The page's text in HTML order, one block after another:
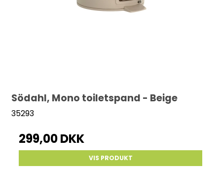
Södahl, Mono toiletspand - Beige
35293
299,00 DKK
VIS PRODUKT